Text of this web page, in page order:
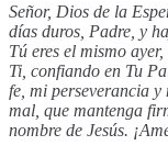
Señor, Dios de la
días duros, Padre, y
Tú eres el mismo
Ti, confiando en Tu
fe, mi perseverancia
mal, que mantenga
nombre de Jesús.